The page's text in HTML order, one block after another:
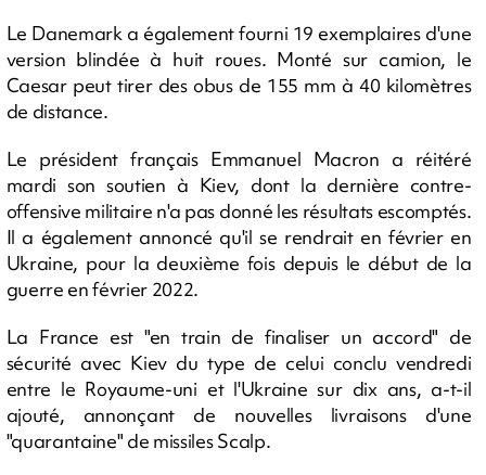
Le Danemark a également fourni 19 exemplaires d'une
version blindée à huit roues. Monté sur camion, le
Caesar peut tirer des obus de 155 mm à 40 kilomètres
de distance.
Le président français Emmanuel Macron a réitéré
mardi son soutien à Kiev, dont la dernière contre-
offensive militaire n'a pas donné les résultats escomptés.
Il a également annoncé qu'il se rendrait en février en
Ukraine, pour la deuxième fois depuis le début de la
guerre en février 2022.
La France est "en train de finaliser un accord" de
sécurité avec Kiev du type de celui conclu vendredi
entre le Royaume-uni et l'Ukraine sur dix ans, a-t-il
ajouté, annonçant de nouvelles livraisons d'une
"quarantaine" de missiles Scalp.